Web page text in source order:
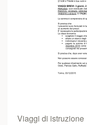
Viaggi di istruzione